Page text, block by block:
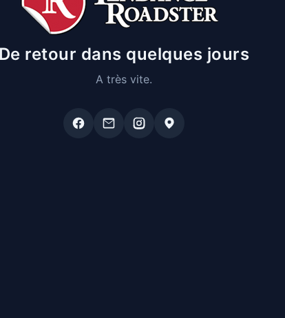
De retour dans quelques jours
A très vite.